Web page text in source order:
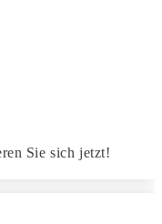
Sie sich jetzt!